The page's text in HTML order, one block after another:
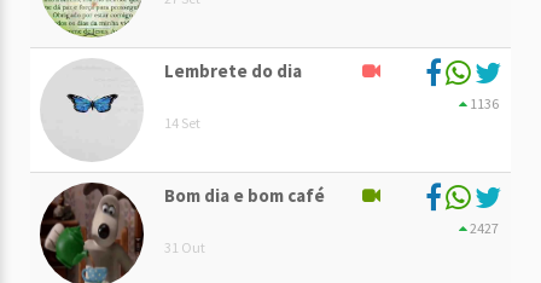
Lembrete do dia
14 Set
1136
Bom dia e bom café
31 Out
2427